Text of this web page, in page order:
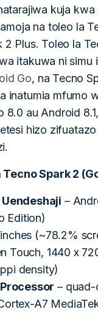
kuja kwa
na toleo la
2 Plus. Toleo la
itakuwa ni simu
Go, na Tecno
inatumia mfumo
8.0 au Android
hizo
Spark 2
–
Edition)
(~78.2%
Touch, 1440 x
density)
– quad-
A7